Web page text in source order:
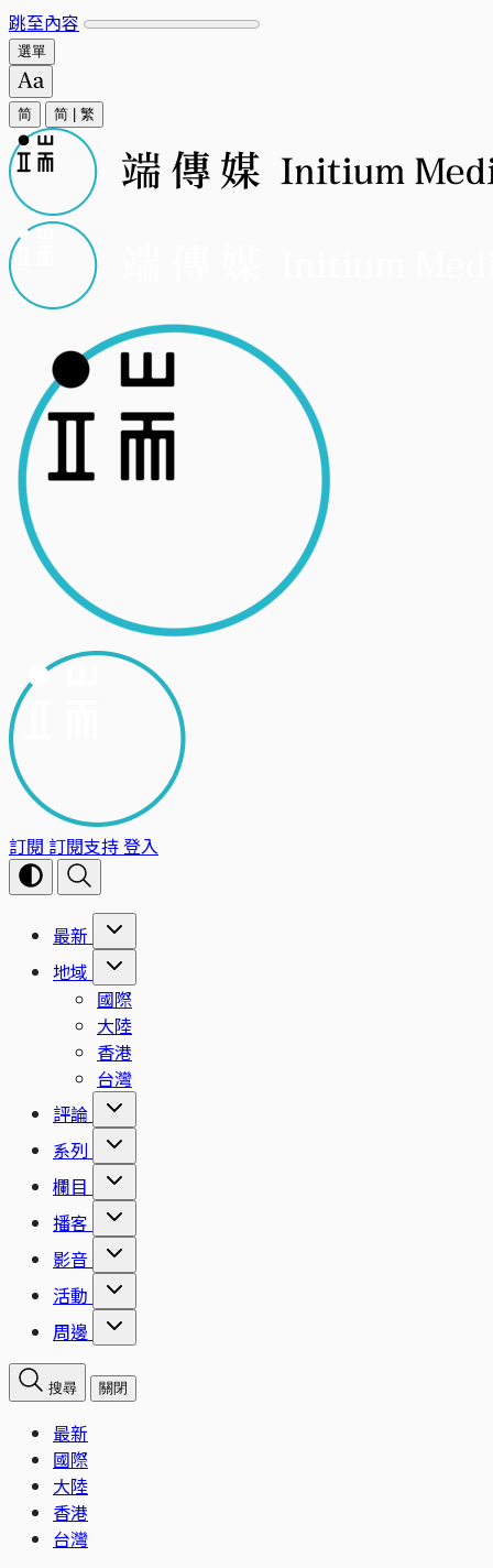
跳至內容
選單
简 简 繁
訂閱 訂閱支持登入
最新
地域
國際
大陸
香港
台灣
評論
系列
欄目
播客
影音
活動
周邊
搜尋 關閉
最新
國際
大陸
香港
台灣